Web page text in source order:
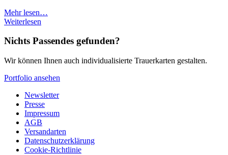
Mehr lesen…
Weiterlesen
Nichts Passendes gefunden?
Wir können Ihnen auch individualisierte Trauerkarten gestalten.
Portfolio ansehen
Newsletter
Presse
Impressum
AGB
Versandarten
Datenschutzerklärung
Cookie-Richtlinie